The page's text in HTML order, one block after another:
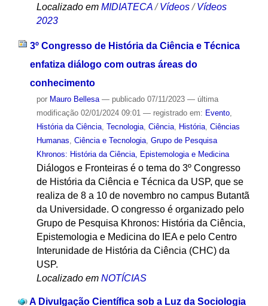
Localizado em MIDIATECA /Vídeos /Vídeos
2023
3º Congresso de História da Ciência e Técnica
enfatiza diálogo com outras áreas do
conhecimento
por Mauro Bellesa — publicado07/11/2023 — última
modificação02/01/2024 09:01 — registrado em: Evento,
História da Ciência, Tecnologia, Ciência, História, Ciências
Humanas, Ciência e Tecnologia, Grupo de Pesquisa
Khronos: História da Ciência, Epistemologia e Medicina
Diálogos e Fronteiras é o tema do 3º Congresso
de História da Ciência e Técnica da USP, que se
realiza de 8 a 10 de novembro no campus Butantã
da Universidade. O congresso é organizado pelo
Grupo de Pesquisa Khronos: História da Ciência,
Epistemologia e Medicina do IEA e pelo Centro
Interunidade de História da Ciência (CHC) da
USP.
Localizado em NOTÍCIAS
A Divulgação Científica sob a Luz da Sociologia